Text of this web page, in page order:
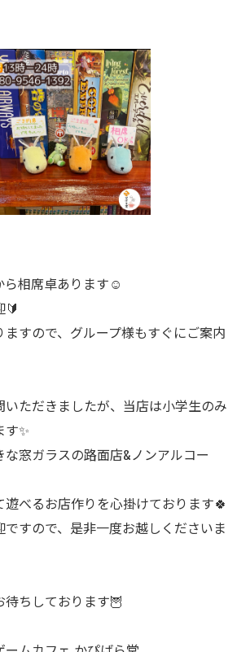
ら相席卓あります☺️
🔰
すので、グループ様もすぐにご案内
いただきましたが、当店は小学生のみ
✨
窓ガラスの路面店&ノンアルコー
べるお店作りを心掛けております🍀
すので、是非一度お越しくださいま
ちしております🦉